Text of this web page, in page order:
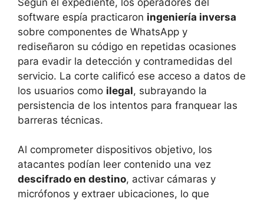
software espía practicaron ingeniería inversa
sobre componentes de WhatsApp y
rediseñaron su código en repetidas ocasiones
para evadir la detección y contramedidas del
servicio. La corte calificó ese acceso a datos de
los usuarios como ilegal, subrayando la
persistencia de los intentos para franquear las
barreras técnicas.
Al comprometer dispositivos objetivo, los
atacantes podían leer contenido una vez
descifrado en destino, activar cámaras y
micrófonos y extraer ubicaciones, lo que